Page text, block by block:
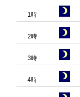
1時
2時
3時
4時